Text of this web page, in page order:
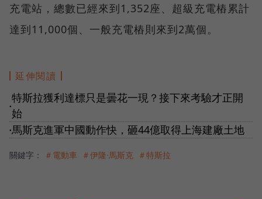
充電站，總數已經來到1,352座、超級充電樁累計
達到11,000個、一般充電樁則來到2萬個。
延伸閱讀
●
特斯拉獲利達標只是曇花一現？接下來考驗才正開
始
●馬斯克進軍中國動作快，砸44億取得上海建廠土地
關鍵字： ＃電動車 ＃伊隆·馬斯克 ＃特斯拉